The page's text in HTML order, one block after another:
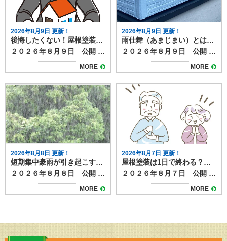
2026年8月9日 更新！
後悔したくない！屋根塗装の業者選びでありがちな失敗例と対策
２０２６年８月９日 公開 屋根塗装は高額な工事になることも多く、業者選びはとても重要です。 しかし、「しっかり調べたつもりだったのに…」「見積もりが安かったから決めたけど…」と、後悔してしまうケースも少なくありません。 今回は、屋根塗装の業者選びでよくある失敗例と、そうならないための対策についてご紹介します。 目次よくある失敗例①：金額だけで決めてしまったよくある失敗例②：実績や評判を確認しなかったよくある失敗例③：急かされ、よくわからないまま契約したよくある失敗例④：保証内容を確認していなかった納得の屋根塗装工事は、信頼できる業者選びから！ よくある失敗例①：金額だけで決めてしまった 「他社より10万円以上安かったから決めた」というように、費用だけで業者を選ぶと、必要な工程を省略されたり、品質の低い塗料が使われたりするケースがあります。 金額は大切な判断材料ですが、安さだけに飛びつくのはリスクも伴います。 ＜対策＞ 見積もりの内容を細かく確認し、価格だけでなく施工内容や保証、使用塗料などを比較しましょう。 2〜3社以上から相見積もりを取ることがおすすめです。 よくある失敗例②：実績や評判を確認しなかった 「近所で工事していると営業に来たから」「チラシを見たから」と、業者の実績や評判を調べずにとびついて契約してしまうと、後から「こんなはずじゃなかった」と感じることも。 施工後のトラブル対応が不十分だった、保証がなかったなどの声もよく聞かれます。 ＜対策＞ 施工事例や口コミ、Googleレビューなどを確認し、実績のある業者かどうかをチェックしましょう。ホームページやSNSでの発信も判断材料になります。近くで工事している業者の場合は、実際に施工した方に話をきくのも◎ よくある失敗例③：急かされ、よくわからないまま契約した 「今日契約すれば〇万円引きますよ！」というセールストークに流されたり、「とりあえず契約だけ！」「工事の日を押えるためにまずは契約を！」など、十分に検討できないまま契約してしまうケースもあります。 焦って決めてしまうと、確認が不十分になり、後悔につながる可能性が高まります。 ＜対策＞ 急かされても一度冷静になり、家族や第三者に相談する時間を確保しましょう。「その場で決めない」ことを意識すると失敗が防げます。 よくある失敗例④：保証内容を確認していなかった 施工後すぐに塗膜が剥がれたり、不具合が発生したときに「保証がなかった」「問い合わせても対応してくれない」といった問題が発覚することもあります。中には数年で施工店自体がなくなってしまっていることも。 耐久年数が１０年以上ある塗料の場合、お付き合いも長くなります。誠実な業者を選ぶのは、保証があるかどうかと並んで重要です。 ＜対策＞ 契約前に保証内容をしっかり確認し、口頭ではなく書面で取り交わしておくことが大切です。施工後のアフターフォロー体制も合わせて確認しましょう。 納得の屋根塗装工事は、信頼できる業者選びから！ 屋根塗装の失敗を防ぐためには、「価格」「実績」「口コミ」「保証内容」の4つをしっかりチェックすることがポイントです。 特に屋根塗装は見えにくい部分の工事となるため、信頼できる業者を選ぶことが何よりも大切です。地元で長年の実績がある専門業者であれば、地域の気候や建物の特徴を熟知しているため安心感もあります。 初めての屋根塗装でも、少しの注意と準備で失敗は防げます。焦らず、情報を集めて納得のいく業者選びを心がけましょう。 屋根塗装の事なら塗り達までお気軽にご相談ください！
MORE
2026年8月9日 更新！
雨仕舞（あまじまい）とは？建物を雨水から守る重要な仕組み
２０２６年８月９日 公開 この記事では雨仕舞（あまじまい）について解説しています。 建物を長く快適に使うために欠かせないのが「雨仕舞（あまじまい）」です。普段の生活ではあまり耳にしない言葉ですが、屋根や外壁の性能を左右する重要な考え方です。 本記事では、雨仕舞の意味や役割、施工時のポイントをわかりやすく解説します。 目次雨仕舞の意味と役割雨仕舞が不十分だと起こる問題具体的な雨仕舞の例屋根の重なり水切り金物シーリング材笠木・役物まとめ 雨仕舞の意味と役割 雨仕舞とは、雨水を建物内部に浸入させないための工夫や仕組みを指します。 建築における防水対策の一種で、単純に「水を止める」のではなく、雨水を効率的に流し、逃がすことを目的としています。 たとえば、屋根の勾配や瓦の重なり、外壁のサッシ周りのシーリングなどはすべて雨仕舞の一部です。仮に外壁塗装で塗膜をきれいに仕上げても、雨仕舞が不十分だと雨漏りにつながってしまいます。 雨仕舞が不十分だと起こる問題 雨仕舞が適切でないと、雨漏りなどのリスクが増し、次のような不具合が発生しやすくなります。 屋根や外壁からの雨漏り 下地木材の腐食 断熱材や室内仕上げ材の劣化 カビやシミの発生 これらは建物の寿命を縮めるだけでなく、修繕費用も高額になるリスクがあります。 具体的な雨仕舞の例 雨仕舞は住宅の様々な場所で工夫を凝らして施工されており、それぞれが雨漏りを防ぐ役割を果たしています。 屋根の重なり 瓦やスレートを重ねて配置し、水を下方向に流すように葺かれています。 水切り金物 外壁の下端やサッシ下に取り付け、雨水を外へ逃がす。 シーリング材 窓枠や外壁材の隙間を埋め、雨水の侵入を防ぐぎます。 笠木・役物 ベランダや手すり上部に取り付け、上からの雨水を防御します。 まとめ 雨仕舞は、外壁塗装や屋根工事、防水工事と深く関わる重要な要素です。 単に「水を防ぐ」のではなく、「水を逃がす」設計が建物を長持ちさせる鍵になります。外壁塗装や屋根リフォームを検討する際は、仕上がりの美観だけでなく、雨仕舞の観点からも施工店に相談すると安心です。 外壁塗装や屋根塗装と一緒に雨仕舞のメンテナンスも可能です。塗り達までお気軽にご連絡下さい。
MORE
2026年8月8日 更新！
短期集中豪雨が引き起こす雨漏りリスクと劣化症状
２０２６年８月８日 公開 近年、夏場を中心にゲリラ豪雨や短期集中豪雨が増加しています。突然の強い雨は、普段は問題のない屋根や外壁でも、雨漏りを引き起こすきっかけになることがあります。 ここでは、豪雨による雨漏りの仕組みと、事前にチェックすべき劣化症状、そして台風との違いや被害パターンについて解説します。 目次豪雨が雨漏りを悪化させる理由台風と豪雨の違いと被害パターン雨漏りを招く劣化症状屋根材のひび割れや欠け棟板金や金属部分の浮き外壁のクラック（ひび）シーリング（コーキング）の剥がれや硬化屋上やベランダ防水層の劣化豪雨後にチェックすべきサイン集中豪雨の季節が来る前にお家の点検を 豪雨が雨漏りを悪化させる理由 短時間に大量の雨が降ると、通常の排水機能では処理しきれず長時間同じ場所に水がとどまるため、屋根や外壁の隙間から水が侵入しやすくなります。 さらに、風を伴う豪雨では雨水が横から吹き込み、普段は濡れない箇所にまで到達することもあります。その結果、軽微なひび割れやコーキングの劣化が一気に雨漏りへと発展する可能性が高まります。 台風と豪雨の違いと被害パターン 台風は長時間にわたり強い風雨が続くため、屋根材の飛散や外壁材の破損など、構造的な被害が出やすい傾向があります。 一方、短期集中豪雨は局地的かつ短時間で大量の雨を降らせるため、排水不良や小さな隙間からの水の侵入が主な原因になります。 つまり、台風は「風＋雨」で大きな破損をもたらし、豪雨は「水量」によって既存の弱点を突くのが特徴です。 雨漏りを招く劣化症状 豪雨時に雨漏りが発生しやすいのは、以下のような劣化症状が見られます。ゲリラ豪雨や台風時期が到来する前に今一度確認しましょう。 屋根材のひび割れや欠け 瓦やスレートの割れ目から水が浸入し、下地を傷めます。 棟板金や金属部分の浮き 風雨の影響で金属部が浮き上がり、雨水が入り込む経路になります。 外壁のクラック（ひび） 0.3mm程度の細いひびでも、豪雨時には水が勢いよく侵入します。 シーリング（コーキング）の剥がれや硬化 窓枠や外壁のつなぎ目の防水材が劣化すると、隙間から水が入りやすくなります。 屋上やベランダ防水層の劣化 防水層のひびや剥がれは、豪雨で一気に雨漏りを悪化させます。 豪雨後にチェックすべきサイン 短期集中豪雨の後、以下のような症状が見られる場合は、すでに雨水が内部に侵入し雨漏りが進行している可能性があります。 天井や壁のシミ クロスや壁紙の浮き・剥がれ 室内のカビ臭 屋根裏の湿気や濡れ跡 雨漏りは勝手に直ることはありません。放置すると、木材の腐食や断熱材の劣化が進行し、お家の耐久性に影響が出たり、腐食部材の修理費が高額になったりと、お家にとって多くのデメリットとリスクがあります。 集中豪雨の季節が来る前にお家の点検を 短期集中豪雨は、わずかな劣化でも雨漏りを引き起こす危険性があります。台風のような大規模被害とは違い、小さな不具合を突く形で被害が広がるため、日頃の点検が欠かせません。屋根や外壁、シーリング、防水層の状態を定期的に確認し、早めの補修で豪雨被害を防ぎましょう。 塗り達では、雨漏り点検のほか、外壁や屋根の劣化診断・補修施工提案など随時承っています。 豪雨や台風の季節の前に一度お家の健康診断をしませんか？ご相談は下記よりお気軽にどうぞ
MORE
2026年8月7日 更新！
屋根塗装は1日で終わる？工事期間と注意点
２０２６年８月７日 公開 屋根塗装の工事について、「作業は何日かかるのか」「1日で終わるのか」が気になる方も多いでしょう。 たしかに工事期間が短ければうれしいかもしれませんが、きちんと施工できていなければ意味がありませんよね。 結論から言うと、屋根塗装をしっかりと行う場合、1日で完了することはほとんどありません。ここでは、屋根塗装の一般的な工程と日数、1日で終わらせる場合の条件や注意点を解説します。 目次屋根塗装の一般的な工期足場組立高圧洗浄下地処理・補修下塗り中塗り・上塗り仕上げ・点検・足場解体1日で終わる場合の条件無理に1日で終わらせるリスク塗膜の耐久性低下仕上がりのムラ屋根塗装は正しい施工で高品質メンテナンスになります 屋根塗装の一般的な工期 屋根塗装は下地処理から仕上げまで複数工程があり、通常は５〜7日程度かかります。工程は以下の通りです。 足場組立 屋根塗装は高所作業のため、必ず足場を組みます。足場組みは半日～１日で完了します。 高圧洗浄 屋根表面の汚れやコケ、古い塗膜を水圧で洗い落とします。洗浄後はしっかり乾燥させる必要があり、この時点で1日かかります。 下地処理・補修 ひび割れ補修や板金部分のケレン作業など、塗装前の準備を行います。屋根の大きさや劣化の程度によって作業量が異なりますか、およそ半日～１日かけて行います。 下塗り 塗料の密着性を高めるための下塗りを行います。乾燥時間は数時間〜1日必要です。 中塗り・上塗り 色付けと耐久性を高めるため、同じ塗料を2回塗り重ねます。塗り重ねの間にも乾燥時間を取ります。中塗り・上塗りともにしっかり乾燥時間を設けるので、最低でも２日以上はかかります。 仕上げ・点検・足場解体 塗り残しやムラのチェック、清掃などを行って完了です。 1日で終わる場合の条件 前項で見てきたように、屋根塗装の一般的な工程をすべて踏むとすると、１日で作業が終わることはありません。 部分補修のみなど特殊な条件の塗装であれば、1日で作業が終わるケースもあります。 ただし、これらはあくまで例外であり、耐久性や美観を長く保ちたい場合には不向きです。 無理に1日で終わらせるリスク 屋根塗装を早く終わらせたい！と無理やり１日で終わらせると次のようなリスク・デメリットがあります。 塗膜の耐久性低下 乾燥時間を十分に取らないと塗料の性能が発揮できず、剥がれやすくなります。グレードの高い塗料であれば耐久年数は２０年にもなりますが、施工不良によってわずか数年ではがれてきてしまうというケースも。 仕上がりのムラ 急いで塗ることで塗りムラや厚み不足が起こりやすくなります。厚み不足は塗膜が均一でない証拠なので、部分的に早く劣化したり、美観性が損なわれたりする原因になります。 屋根塗装は正しい施工で高品質メンテナンスになります 屋根塗装は品質を守るために、基本的には数日かけて行うのが理想です。1日で終わらせることは可能な場合もありますが、その多くは部分塗装や応急処置に限られます。長持ちする塗装を求めるなら、日数に余裕を持ち、しっかりと工程を踏む業者を選びましょう。 塗り達では、各工程を写真におさめ、正しい施工を遵守しています。高品質な屋根塗装なら塗り達にお任せください！
MORE